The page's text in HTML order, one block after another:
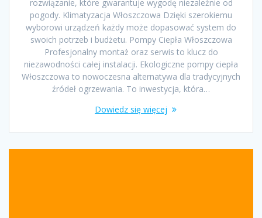
rozwiązanie, które gwarantuje wygodę niezależnie od
pogody. Klimatyzacja Włoszczowa Dzięki szerokiemu
wyborowi urządzeń każdy może dopasować system do
swoich potrzeb i budżetu. Pompy Ciepła Włoszczowa
Profesjonalny montaż oraz serwis to klucz do
niezawodności całej instalacji. Ekologiczne pompy ciepła
Włoszczowa to nowoczesna alternatywa dla tradycyjnych
źródeł ogrzewania. To inwestycja, która…
Dowiedz się więcej